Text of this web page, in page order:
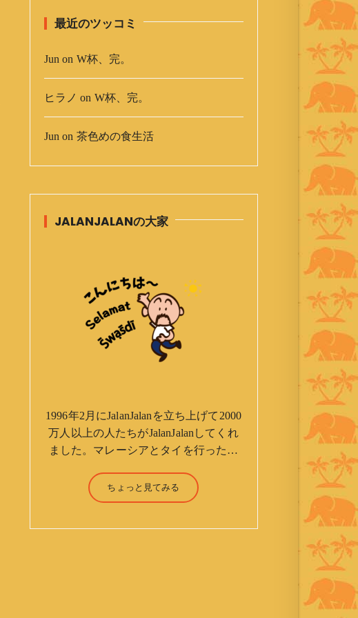
最近のツッコミ
Jun on W杯、完。
ヒラノ on W杯、完。
Jun on 茶色めの食生活
JALANJALANの大家
1996年2月にJalanJalanを立ち上げて2000
万人以上の人たちがJalanJalanしてくれ
ました。マレーシアとタイを行ったり
に鼻くそほじりながらやってます。 山
森 淳（Jun Yamamori） 生年月
ちょっと見てみる